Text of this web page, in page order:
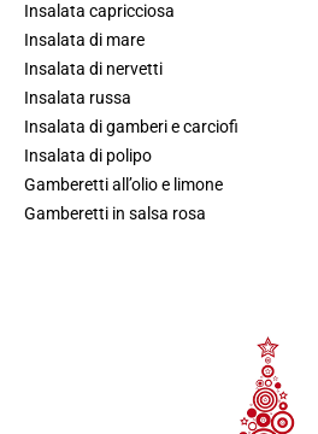
Insalata capricciosa
Insalata di mare
Insalata di nervetti
Insalata russa
Insalata di gamberi e carciofi
Insalata di polipo
Gamberetti all’olio e limone
Gamberetti in salsa rosa